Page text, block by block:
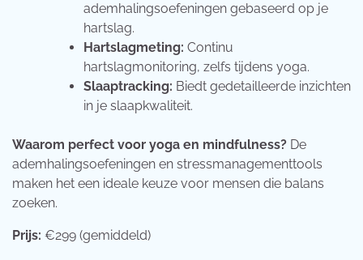
ademhalingsoefeningen gebaseerd op je
hartslag.
Hartslagmeting: Continu
hartslagmonitoring, zelfs tijdens yoga.
Slaaptracking: Biedt gedetailleerde inzichten
in je slaapkwaliteit.
Waarom perfect voor yoga en mindfulness? De
ademhalingsoefeningen en stressmanagementtools
maken het een ideale keuze voor mensen die balans
zoeken.
Prijs: €299 (gemiddeld)